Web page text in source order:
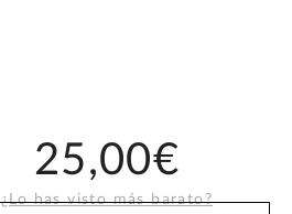
25,00€
¿Lo has visto más barato?